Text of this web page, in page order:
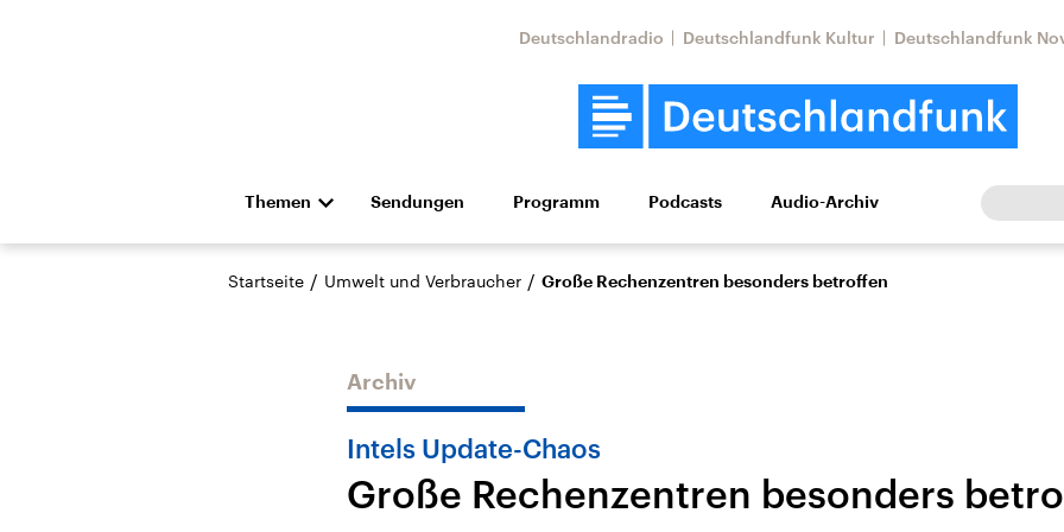
Deutschlandradio Deutschlandfunk Kultur Deutschlandfunk
Themen
Die Nachrichten Politik Wirtschaft Wissen Kultur Europa
Hörspiel und Feature Musik
Nahostkonflikt
Iran
Faktenchecks
Sendungen Programm Podcasts Audio-Archiv
Startseite / Umwelt und Verbraucher / Große Rechenzentren besonders betroffen
Archiv
Intels Update-Chaos
Große Rechenzentren besonders